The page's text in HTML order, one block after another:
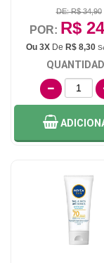
DE: R$ 34,90
POR: R$
Ou 3XDe R$ 8,30